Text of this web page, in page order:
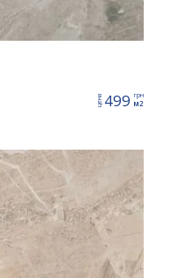
цена499 грн
м2